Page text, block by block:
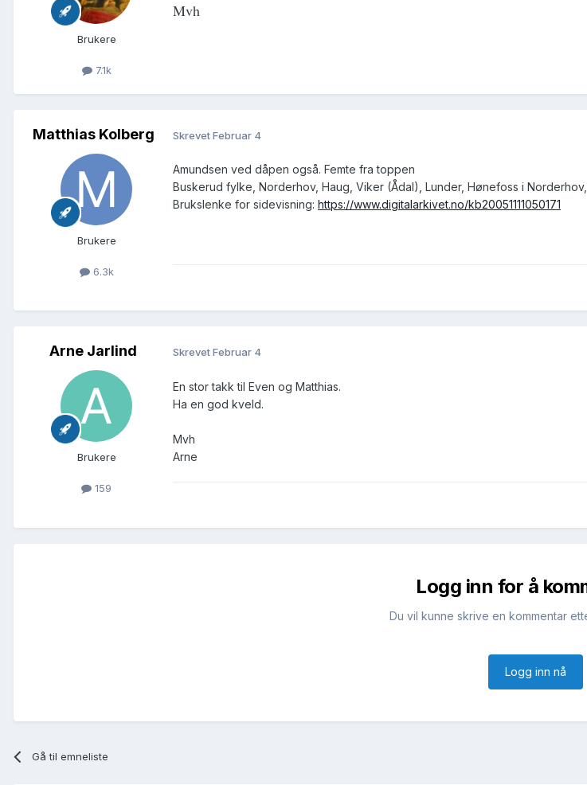
Brukere
7.1k
Mvh
Matthias Kolberg
Brukere
6.3k
SkrevetFebruar 4
Amundsen ved dåpen også. Femte fra toppen
Buskerud fylke, Norderhov, Haug, Viker (Ådal), Lunder, Hønefoss i
Brukslenke for sidevisning: https://www.digitalarkivet.no/kb20051111050171
Arne Jarlind
Brukere
159
SkrevetFebruar 4
En stor takk til Even og Matthias.
Ha en god kveld.
Mvh
Arne
Logg inn for å
Du vil kunne skrive en kommentar
Logg inn nå
Gå til emneliste